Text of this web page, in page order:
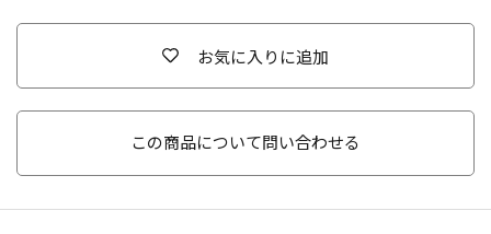
お気に入りに追加
この商品について問い合わせる